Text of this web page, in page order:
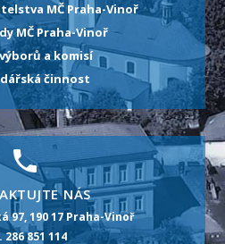
MČ Praha-Vinoř
MČ Praha-Vinoř
a komisí
činnost
NÁS
97, 190 17 Praha-Vinoř
851 114